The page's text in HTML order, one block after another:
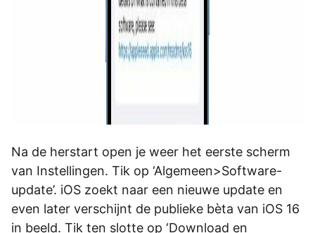
Na de herstart open je weer het eerste scherm
van Instellingen. Tik op ‘Algemeen>Software-
update’. iOS zoekt naar een nieuwe update en
even later verschijnt de publieke bèta van iOS 16
in beeld. Tik ten slotte op ‘Download en